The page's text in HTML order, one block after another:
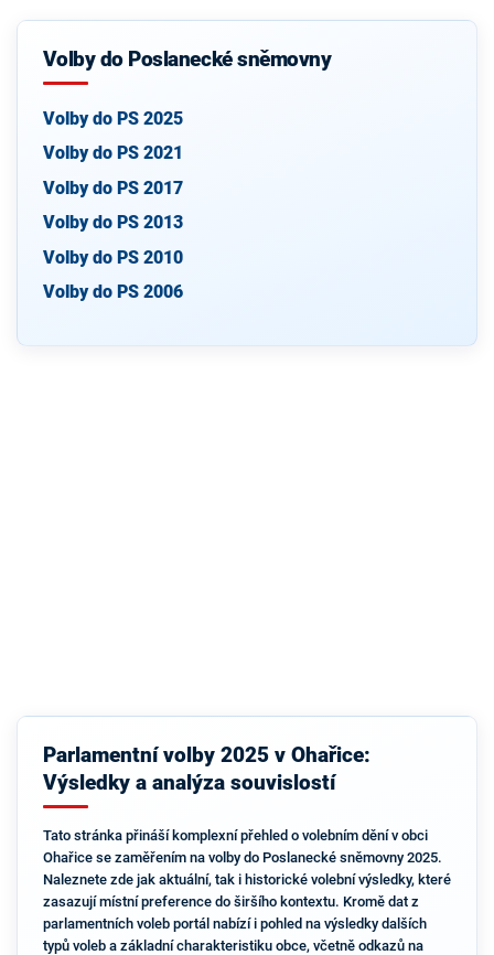
Volby do Poslanecké sněmovny
Volby do PS 2025
Volby do PS 2021
Volby do PS 2017
Volby do PS 2013
Volby do PS 2010
Volby do PS 2006
Parlamentní volby 2025 v Ohařice:
Výsledky a analýza souvislostí
Tato stránka přináší komplexní přehled o volebním dění v obci
Ohařice se zaměřením na volby do Poslanecké sněmovny 2025.
Naleznete zde jak aktuální, tak i historické volební výsledky, které
zasazují místní preference do širšího kontextu. Kromě dat z
parlamentních voleb portál nabízí i pohled na výsledky dalších
typů voleb a základní charakteristiku obce, včetně odkazů na